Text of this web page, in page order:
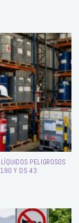
PELIGROSOS
Y DS 43